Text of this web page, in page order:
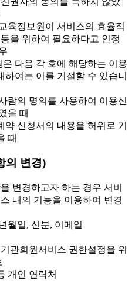
육정보원이 서비스의 효율적
을 위하여 필요하다고 인정
다음 각 호에 해당하는 이용
하여는 이를 거절할 수 있습니
람의 명의를 사용하여 이용신
을 때
약 신청서의 내용을 허위로 기
때
의 변경)
변경하고자 하는 경우 서비
내의 기능을 이용하여 변경
월일, 신분, 이메일
관회원서비스 권한설정을 위
개인 연락처